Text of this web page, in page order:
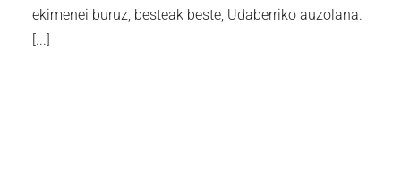
ekimenei buruz, besteak beste, Udaberriko auzolana.
[...]